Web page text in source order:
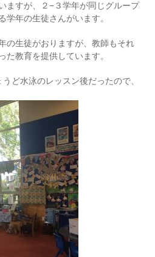
ますが、２−３学年が同じグループ
学年の生徒さんがいます。
の生徒がおりますが、教師もそれ
た教育を提供しています。
ど水泳のレッスン後だったので、